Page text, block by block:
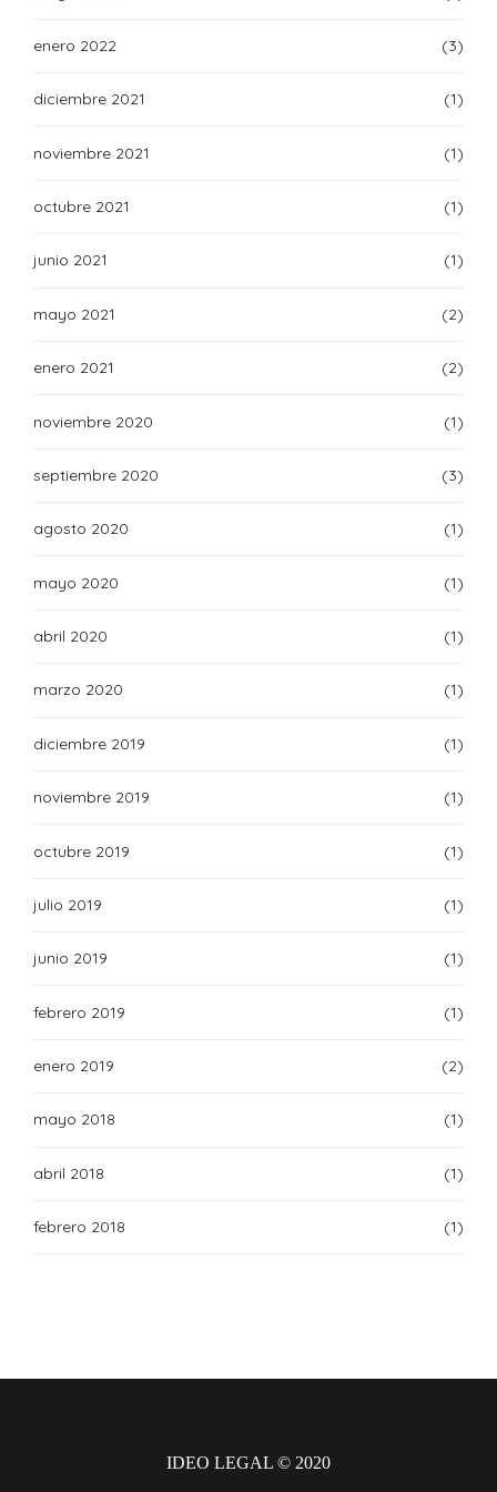
enero 2022 (3)
diciembre 2021 (1)
noviembre 2021 (1)
octubre 2021 (1)
junio 2021 (1)
mayo 2021 (2)
enero 2021 (2)
noviembre 2020 (1)
septiembre 2020 (3)
agosto 2020 (1)
mayo 2020 (1)
abril 2020 (1)
marzo 2020 (1)
diciembre 2019 (1)
noviembre 2019 (1)
octubre 2019 (1)
julio 2019 (1)
junio 2019 (1)
febrero 2019 (1)
enero 2019 (2)
mayo 2018 (1)
abril 2018 (1)
febrero 2018 (1)
IDEO LEGAL © 2020